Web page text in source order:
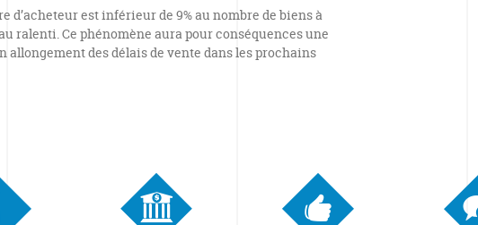
d’acheteur est inférieur de 9% au nombre de biens à
ralenti. Ce phénomène aura pour conséquences une
allongement des délais de vente dans les prochains